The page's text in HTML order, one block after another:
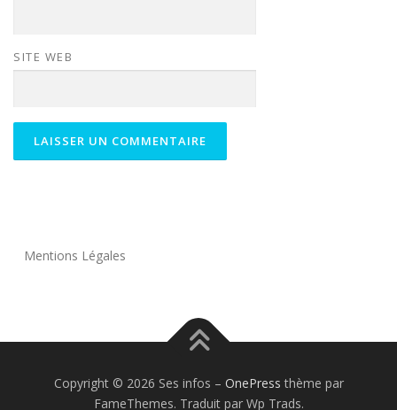
SITE WEB
Mentions Légales
Copyright © 2026 Ses infos – OnePress thème par
FameThemes. Traduit par Wp Trads.